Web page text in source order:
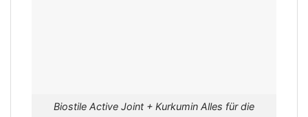
Biostile Active Joint + Kurkumin Alles für die